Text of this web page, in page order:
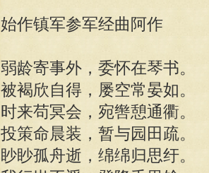
始作镇军参军经曲阿作
弱龄寄事外，委怀在琴书。
被褐欣自得，屡空常晏如。
时来苟冥会，宛辔憩通衢。
投策命晨装，暂与园田疏。
眇眇孤舟逝，绵绵归思纡。